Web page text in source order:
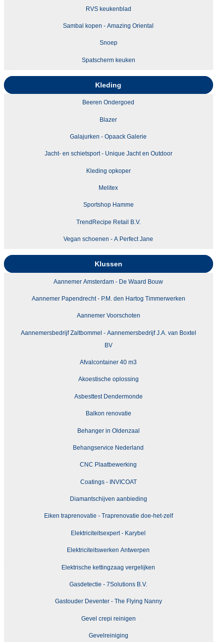
RVS keukenblad
Sambal kopen - Amazing Oriental
Snoep
Spatscherm keuken
Kleding
Beeren Ondergoed
Blazer
Galajurken - Opaack Galerie
Jacht- en schietsport - Unique Jacht en Outdoor
Kleding opkoper
Melitex
Sportshop Hamme
TrendRecipe Retail B.V.
Vegan schoenen - A Perfect Jane
Klussen
Aannemer Amsterdam - De Waard Bouw
Aannemer Papendrecht - P.M. den Hartog Timmerwerken
Aannemer Voorschoten
Aannemersbedrijf Zaltbommel - Aannemersbedrijf J.A. van Boxtel
BV
Afvalcontainer 40 m3
Akoestische oplossing
Asbesttest Dendermonde
Balkon renovatie
Behanger in Oldenzaal
Behangservice Nederland
CNC Plaatbewerking
Coatings - INVICOAT
Diamantschijven aanbieding
Eiken traprenovatie - Traprenovatie doe-het-zelf
Elektriciteitsexpert - Karybel
Elektriciteitswerken Antwerpen
Elektrische kettingzaag vergelijken
Gasdetectie - 7Solutions B.V.
Gastouder Deventer - The Flying Nanny
Gevel crepi reinigen
Gevelreiniging